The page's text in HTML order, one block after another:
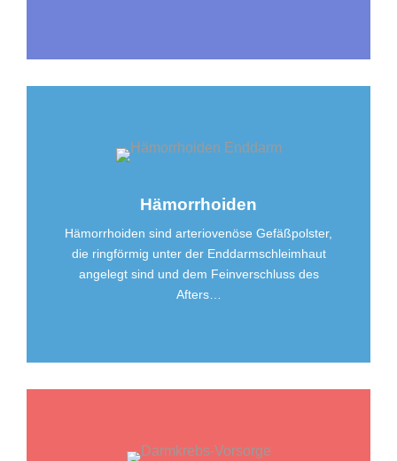
Hämorrhoiden
Hämorrhoiden sind arteriovenöse Gefäßpolster,
die ringförmig unter der Enddarmschleimhaut
angelegt sind und dem Feinverschluss des
Afters…